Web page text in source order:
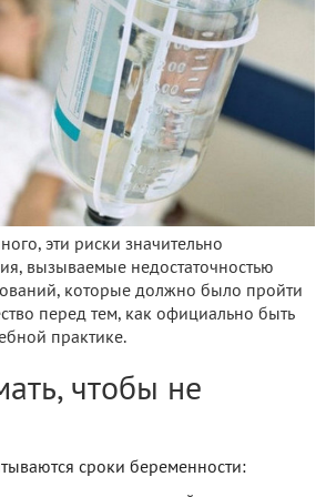
эти риски значительно
вызываемые недостаточностью
которые должно было пройти
перед тем, как официально быть
практике.
чтобы не
сроки беременности: